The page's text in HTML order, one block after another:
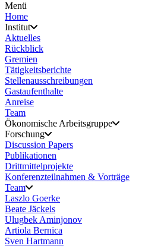
Menü
Home
Institut
Aktuelles
Rückblick
Gremien
Tätigkeitsberichte
Stellenausschreibungen
Gastaufenthalte
Anreise
Team
Ökonomische Arbeitsgruppe
Forschung
Discussion Papers
Publikationen
Drittmittelprojekte
Konferenzteilnahmen & Vorträge
Team
Laszlo Goerke
Beate Jäckels
Ulugbek Aminjonov
Artiola Bernica
Sven Hartmann